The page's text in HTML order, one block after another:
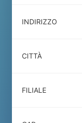
INDIRIZZO
CITTÀ
FILIALE